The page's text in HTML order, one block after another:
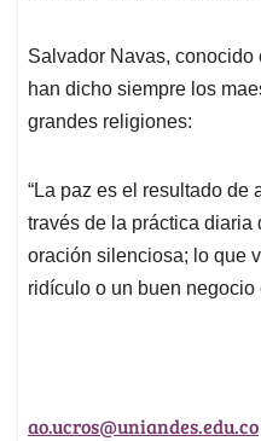
Salvador Navas,
han dicho siempre los
grandes religiones:
“La paz es el resultado de
través de la práctica diaria
oración silenciosa; lo que
ridículo o un buen negocio
ao.ucros@uniandes.edu.co